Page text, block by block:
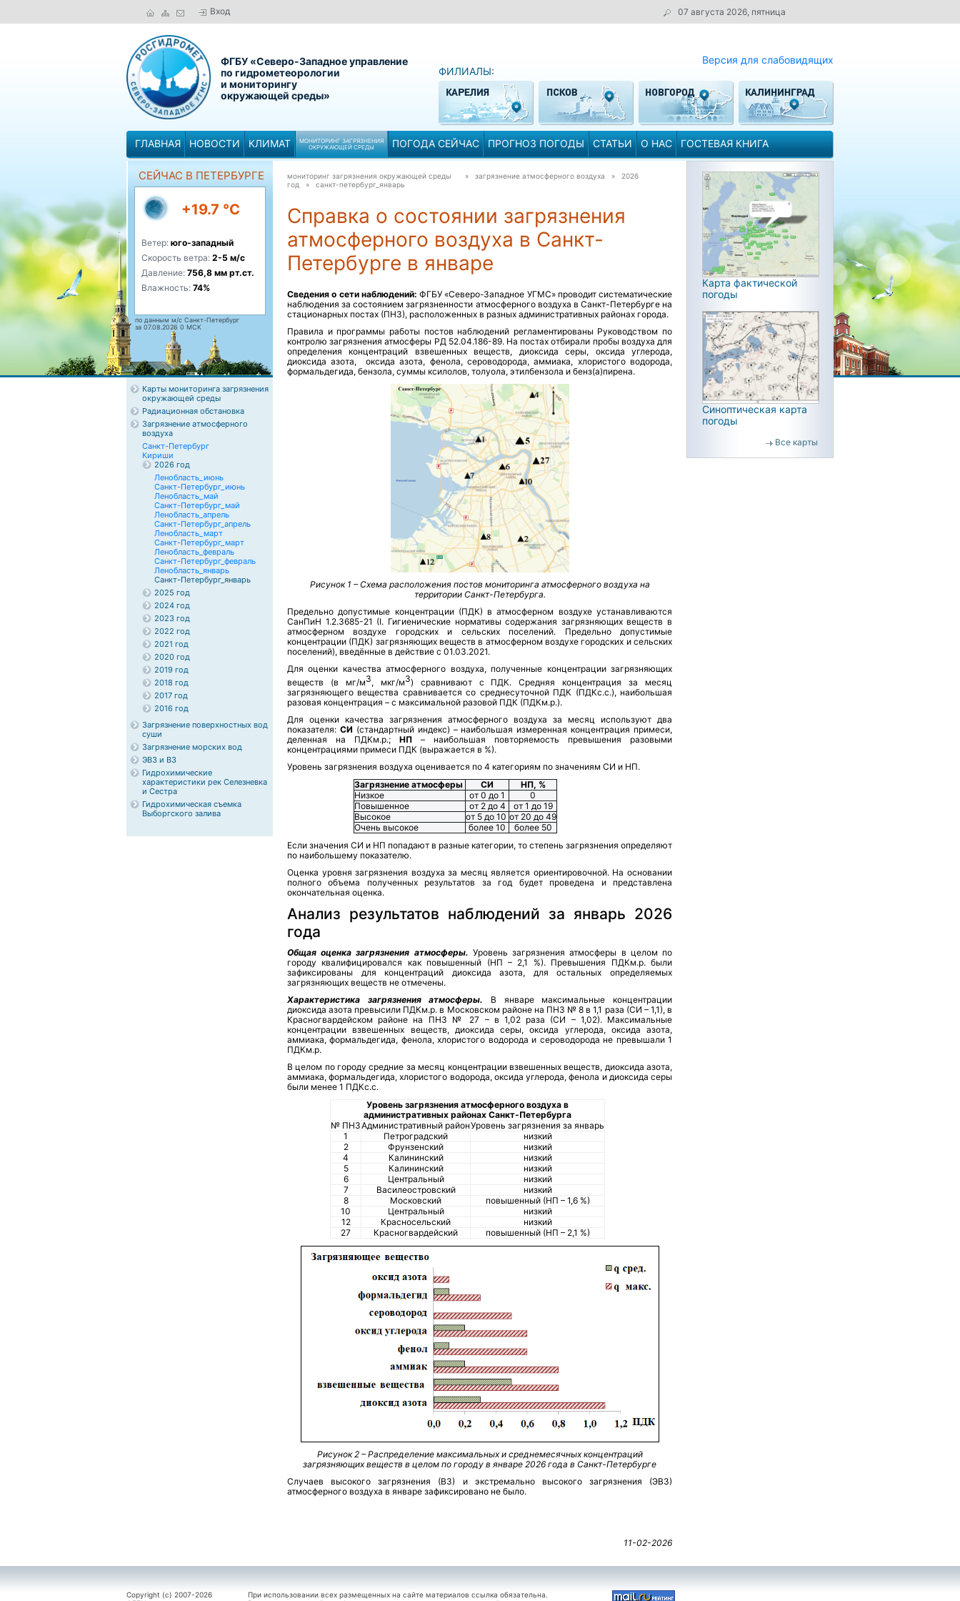
Вход 07 августа 2026, пятница
ФГБУ «Северо-Западное управление
по гидрометеорологии
и мониторингу
окружающей среды»
Версия для слабовидящих
ФИЛИАЛЫ:
ГЛАВНАЯ НОВОСТИ КЛИМАТ
МОНИТОРИНГ ЗАГРЯЗНЕНИЯ
ОКРУЖАЮЩЕЙ СРЕДЫ
ПОГОДА СЕЙЧАС ПРОГНОЗ ПОГОДЫ СТАТЬИ О НАС ГОСТЕВАЯ КНИГА
СЕЙЧАС В ПЕТЕРБУРГЕ
+19.7 °C
Ветер: юго-западный
Скорость ветра: 2-5 м/с
Давление: 756,8 мм рт.ст.
Влажность: 74%
по данным м/с Санкт-Петербург
за 07.08.2026 0 МСК
Карты мониторинга загрязнения
окружающей среды
Радиационная обстановка
Загрязнение атмосферного
воздуха
Санкт-Петербург
Кириши
2026 год
Ленобласть_июнь
Санкт-Петербург_июнь
Ленобласть_май
Санкт-Петербург_май
Ленобласть_апрель
Санкт-Петербург_апрель
Ленобласть_март
Санкт-Петербург_март
Ленобласть_февраль
Санкт-Петербург_февраль
Ленобласть_январь
Санкт-Петербург_январь
2025 год
2024 год
2023 год
2022 год
2021 год
2020 год
2019 год
2018 год
2017 год
2016 год
Загрязнение поверхностных вод
суши
Загрязнение морских вод
ЭВЗ и ВЗ
Гидрохимические
характеристики рек Селезневка
и Сестра
Гидрохимическая съемка
Выборгского залива
мониторинг загрязнения окружающей среды
» загрязнение атмосферного воздуха » 2026
год » санкт-петербург_январь
Справка о состоянии загрязнения
атмосферного воздуха в Санкт-
Петербурге в январе
Сведения о сети наблюдений: ФГБУ «Северо-Западное УГМС» проводит систематические
наблюдения за состоянием загрязненности атмосферного воздуха в Санкт-Петербурге на
стационарных постах (ПНЗ), расположенных в разных административных районах города.
Правила и программы работы постов наблюдений регламентированы Руководством по
контролю загрязнения атмосферы РД 52.04.186-89. На постах отбирали пробы воздуха для
определения концентраций взвешенных веществ, диоксида серы, оксида углерода,
диоксида азота, оксида азота, фенола, сероводорода, аммиака, хлористого водорода,
формальдегида, бензола, суммы ксилолов, толуола, этилбензола и бенз(а)пирена.
Рисунок 1 – Схема расположения постов мониторинга атмосферного воздуха на
территории Санкт-Петербурга.
Предельно допустимые концентрации (ПДК) в атмосферном воздухе устанавливаются
СанПиН 1.2.3685-21 (I. Гигиенические нормативы содержания загрязняющих веществ в
атмосферном воздухе городских и сельских поселений. Предельно допустимые
концентрации (ПДК) загрязняющих веществ в атмосферном воздухе городских и сельских
поселений), введённые в действие с 01.03.2021.
Для оценки качества атмосферного воздуха, полученные концентрации загрязняющих
веществ (в мг/м3, мкг/м3) сравнивают с ПДК. Средняя концентрация за месяц
загрязняющего вещества сравнивается со среднесуточной ПДК (ПДКс.с.), наибольшая
разовая концентрация – с максимальной разовой ПДК (ПДКм.р.).
Для оценки качества загрязнения атмосферного воздуха за месяц используют два
показателя: СИ (стандартный индекс) – наибольшая измеренная концентрация примеси,
деленная на ПДКм.р.; НП – наибольшая повторяемость превышения разовыми
концентрациями примеси ПДК (выражается в %).
Уровень загрязнения воздуха оценивается по 4 категориям по значениям СИ и НП.
Загрязнение атмосферы
СИ
НП, %
Низкое
от 0 до 1
0
Повышенное
от 2 до 4
от 1 до 19
Высокое
от 5 до 10 от 20 до 49
Очень высокое
более 10
более 50
Если значения СИ и НП попадают в разные категории, то степень загрязнения определяют
по наибольшему показателю.
Оценка уровня загрязнения воздуха за месяц является ориентировочной. На основании
полного объема полученных результатов за год будет проведена и представлена
окончательная оценка.
Анализ результатов наблюдений за январь 2026
года
Общая оценка загрязнения атмосферы. Уровень загрязнения атмосферы в целом по
городу квалифицировался как повышенный (НП – 2,1 %). Превышения ПДКм.р. были
зафиксированы для концентраций диоксида азота, для остальных определяемых
загрязняющих веществ не отмечены.
Характеристика загрязнения атмосферы. В январе максимальные концентрации
диоксида азота превысили ПДКм.р. в Московском районе на ПНЗ № 8 в 1,1 раза (СИ – 1,1), в
Красногвардейском районе на ПНЗ № 27 – в 1,02 раза (СИ – 1,02). Максимальные
концентрации взвешенных веществ, диоксида серы, оксида углерода, оксида азота,
аммиака, формальдегида, фенола, хлористого водорода и сероводорода не превышали 1
ПДКм.р.
В целом по городу средние за месяц концентрации взвешенных веществ, диоксида азота,
аммиака, формальдегида, хлористого водорода, оксида углерода, фенола и диоксида серы
были менее 1 ПДКс.с.
Уровень загрязнения атмосферного воздуха в
административных районах Санкт-Петербурга
№ ПНЗАдминистративный районУровень загрязнения за январь
1
Петроградский
низкий
2
Фрунзенский
низкий
4
Калининский
низкий
5
Калининский
низкий
6
Центральный
низкий
7
Василеостровский
низкий
8
Московский
повышенный (НП – 1,6 %)
10
Центральный
низкий
12
Красносельский
низкий
27
Красногвардейский повышенный (НП – 2,1 %)
Рисунок 2 – Распределение максимальных и среднемесячных концентраций
загрязняющих веществ в целом по городу в январе 2026 года в Санкт-Петербурге
Случаев высокого загрязнения (ВЗ) и экстремально высокого загрязнения (ЭВЗ)
атмосферного воздуха в январе зафиксировано не было.
11-02-2026
Карта фактической
погоды
Синоптическая карта
погоды
Все карты
Copyright (c) 2007-2026
При использовании всех размещенных на сайте материалов ссылка обязательна.